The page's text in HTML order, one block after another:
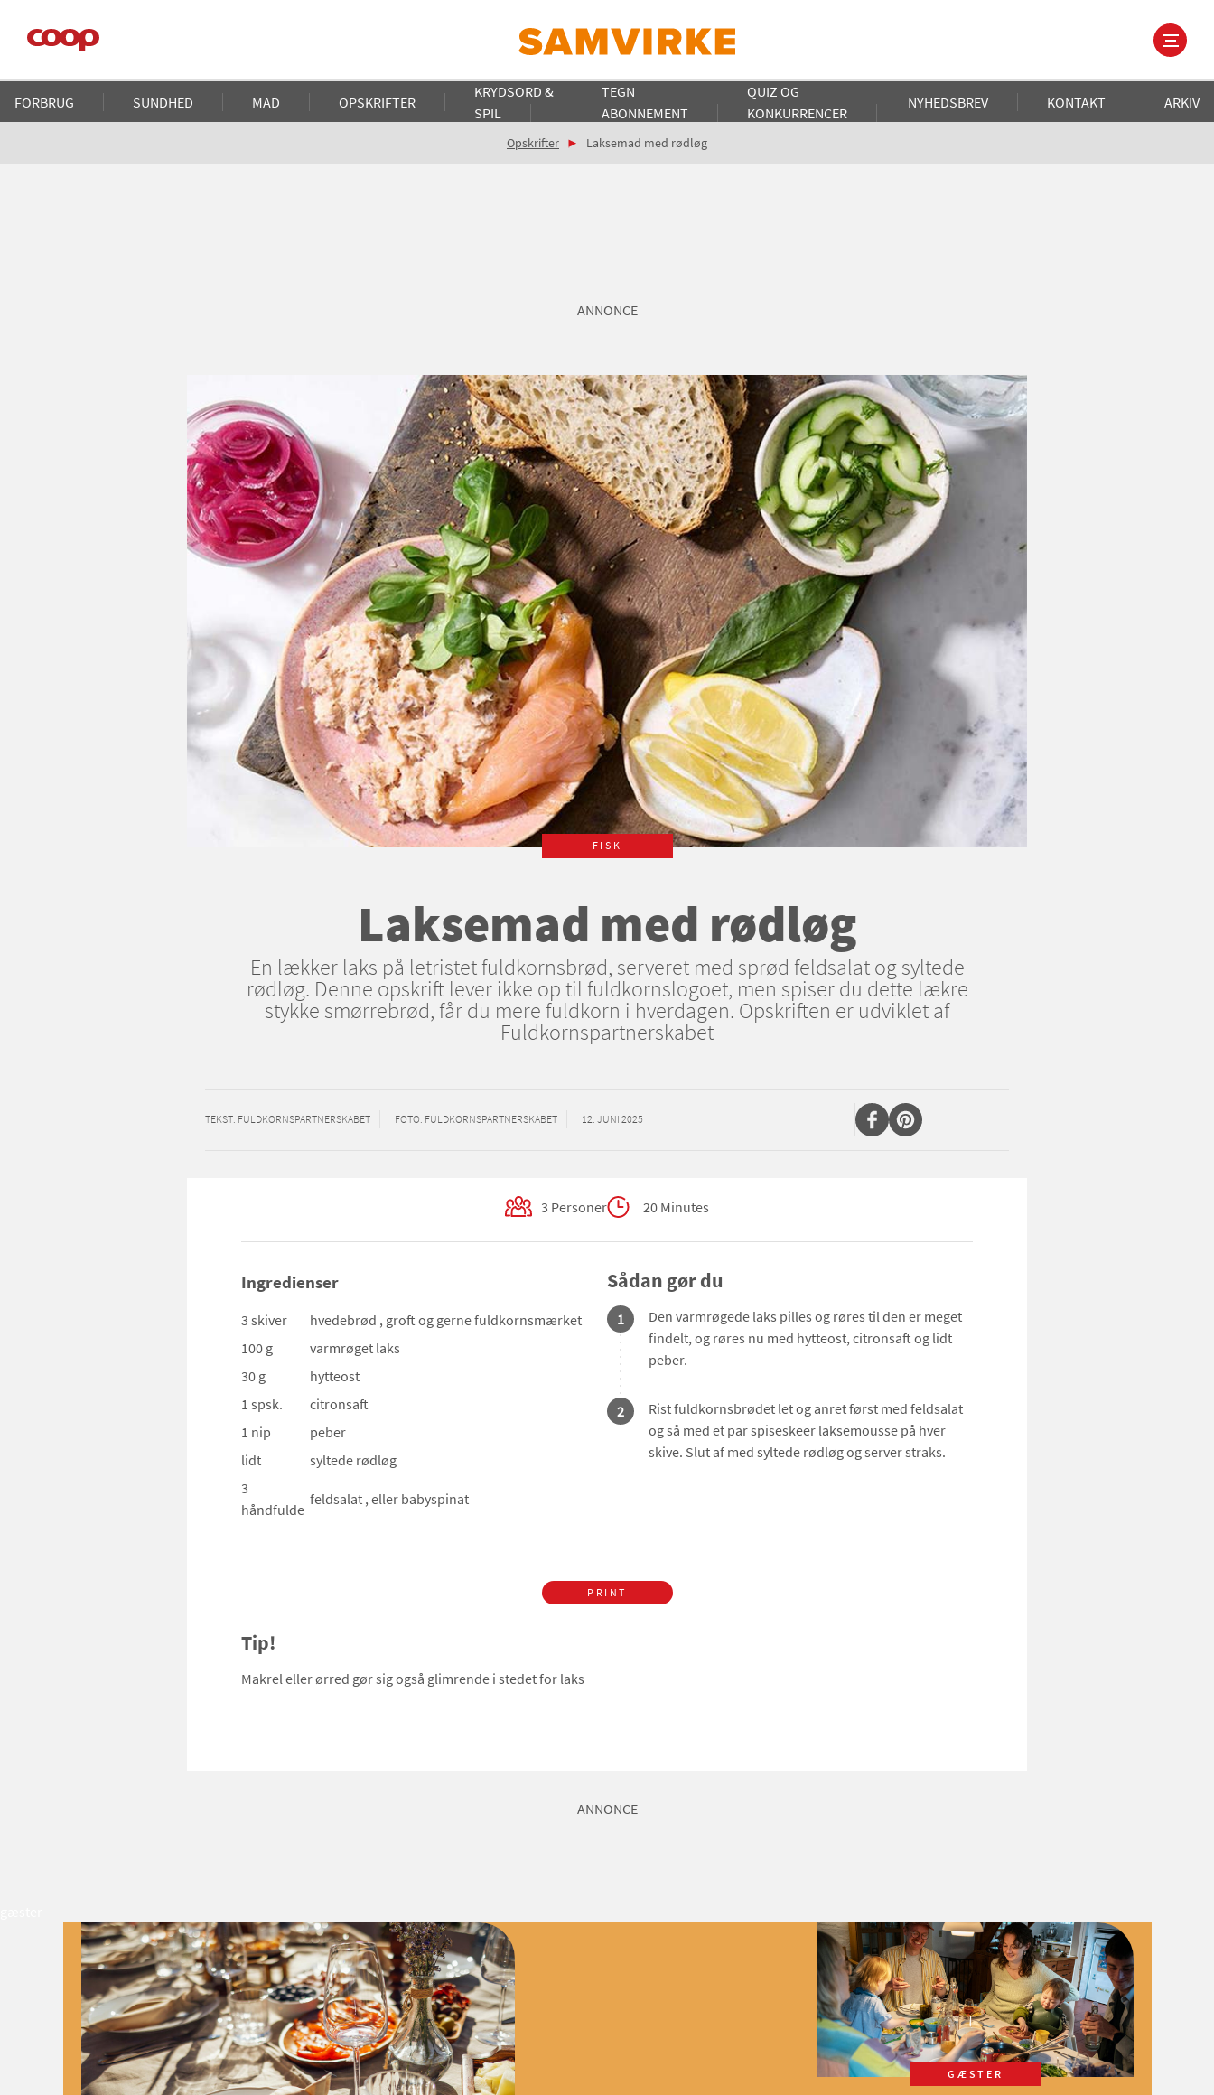
hovedindhold
Main
navigation
FORBRUG SUNDHED MAD OPSKRIFTER
KRYDSORD &
SPIL
TEGN
ABONNEMENT
QUIZ OG
KONKURRENCER
NYHEDSBREV KONTAKT ARKIV
Brødkrumme
Opskrifter Laksemad med rødløg
ANNONCE
FISK
Laksemad med rødløg
En lækker laks på letristet fuldkornsbrød, serveret med sprød feldsalat og syltede
rødløg. Denne opskrift lever ikke op til fuldkornslogoet, men spiser du dette lækre
stykke smørrebrød, får du mere fuldkorn i hverdagen. Opskriften er udviklet af
Fuldkornspartnerskabet
TEKST: FULDKORNSPARTNERSKABET FOTO: FULDKORNSPARTNERSKABET 12. JUNI 2025
3 Personer 20 Minutes
Ingredienser
3 skiver hvedebrød , groft og gerne fuldkornsmærket
100 g
varmrøget laks
30 g
hytteost
1 spsk.
citronsaft
1 nip
peber
lidt
syltede rødløg
3
håndfulde
feldsalat , eller babyspinat
Sådan gør du
1
Den varmrøgede laks pilles og røres til den er meget
findelt, og røres nu med hytteost, citronsaft og lidt
peber.
2
Rist fuldkornsbrødet let og anret først med feldsalat
og så med et par spiseskeer laksemousse på hver
skive. Slut af med syltede rødløg og server straks.
PRINT
Tip!
Makrel eller ørred gør sig også glimrende i stedet for laks
ANNONCE
GÆSTER